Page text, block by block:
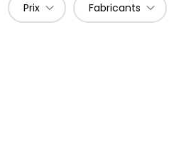
Prix Fabricants